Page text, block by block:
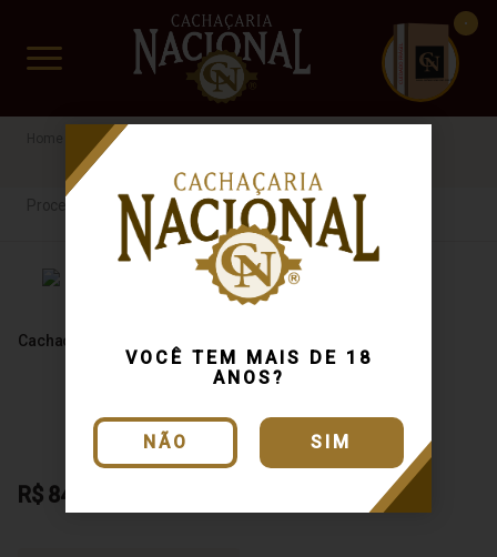
VOCÊ TEM MAIS DE 18
ANOS?
NÃO SIM
www.cachacarianacional.com.br
CUIDADO FRÁGIL
Cachaça
Processo de Produção
Cachaça Gregório 700ml
R$ 84,14